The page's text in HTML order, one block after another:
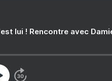
lui ! Rencontre avec